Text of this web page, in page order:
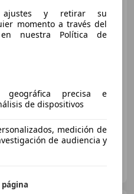
eDSC6 136
100 kW (136 CV)
ajustes y retirar su
momento a través del
nuestra Política de
geográfica precisa e
de dispositivos
medición de
de audiencia y
página